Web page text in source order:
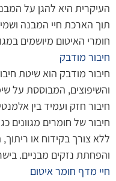
העיקרית היא להגן על
תוך הארכת חיי המבנה
חומרי האיטום מיושמים
חיבור מודבק
חיבור מודבק הוא שיטת
והשיפוצים, המבוססת על
חיבור חזק ועמיד בין
חיבור של חומרים מגוונים
ללא צורך בקידוח או
והפחתת נזקים מבניים.
חיי מדף חומר איטום